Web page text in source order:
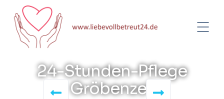
24-Stunden-Pflege
Gröbenzell